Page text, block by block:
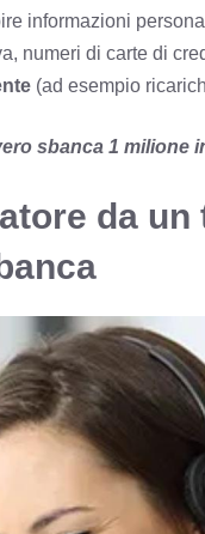
informazioni
numeri di carte di
(ad esempio
sbanca 1 milione
da